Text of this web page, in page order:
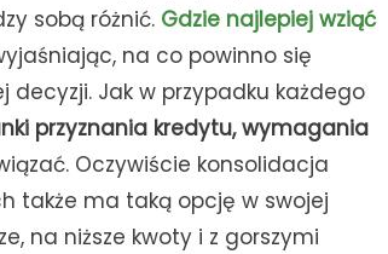
sobą różnić. Gdzie najlepiej wziąć
na co powinno się
Jak w przypadku każdego
przyznania kredytu, wymagania
Oczywiście konsolidacja
także ma taką opcję w swojej
na niższe kwoty i z gorszymi